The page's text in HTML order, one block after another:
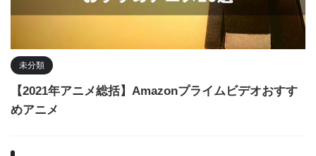
未分類
【2021年アニメ総括】Amazonプライムビデオおすす
めアニメ